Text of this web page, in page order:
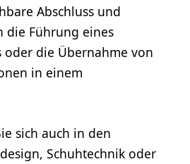
Abschluss und
die Führung eines
oder die Übernahme von
in einem
sich auch in den
Schuhtechnik oder